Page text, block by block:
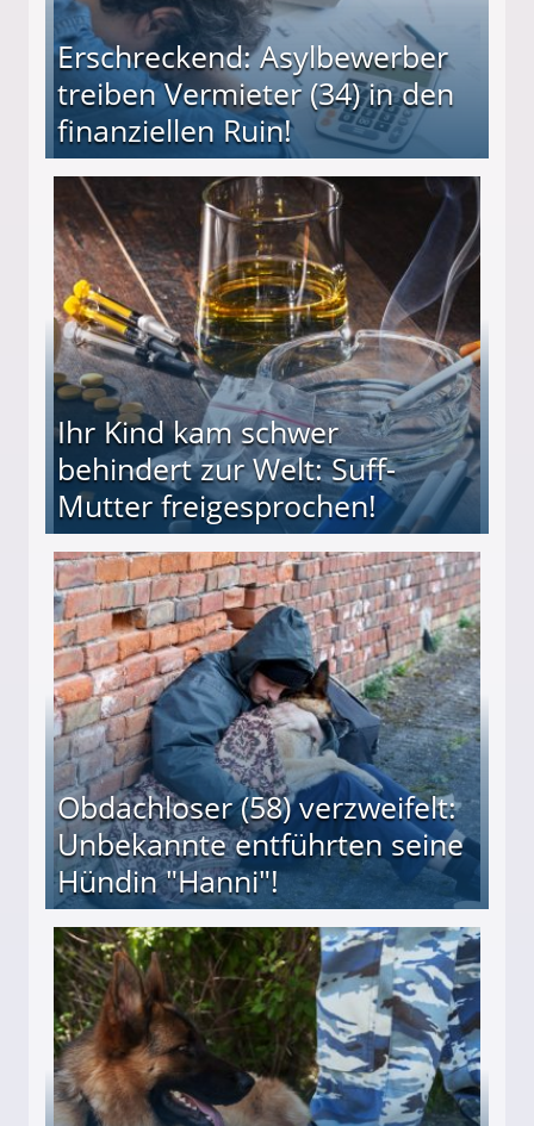
Erschreckend: Asylbewerber
treiben Vermieter (34) in den
finanziellen Ruin!
(34) in den finanziellen Ruin!
Ihr Kind kam schwer
behindert zur Welt: Suff-
Mutter freigesprochen!
Mutter freigesprochen!
Obdachloser (58) verzweifelt:
Unbekannte entführten seine
Hündin "Hanni"!
entführten seine Hündin "Hanni"!